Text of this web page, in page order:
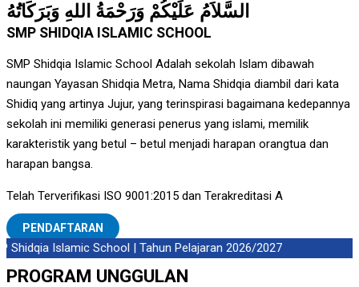
السَّلاَمُ عَلَيْكُمْ وَرَحْمَةُ اللهِ وَبَرَكَاتُهُ
SMP SHIDQIA ISLAMIC SCHOOL
SMP Shidqia Islamic School Adalah sekolah Islam dibawah
naungan Yayasan Shidqia Metra, Nama Shidqia diambil dari kata
Shidiq yang artinya Jujur, yang terinspirasi bagaimana kedepannya
sekolah ini memiliki generasi penerus yang islami, memilik
karakteristik yang betul – betul menjadi harapan orangtua dan
harapan bangsa.
Telah Terverifikasi ISO 9001:2015 dan Terakreditasi A
PENDAFTARAN
Islamic School | Tahun Pelajaran 2026/2027
PROGRAM UNGGULAN